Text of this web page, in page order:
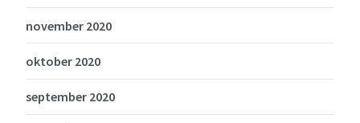
november 2020
oktober 2020
september 2020